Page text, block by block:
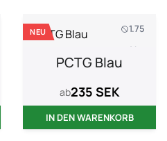
1.75
1 kg
NEU
PCTG Blau
ab235 SEK
IN DEN WARENKORB